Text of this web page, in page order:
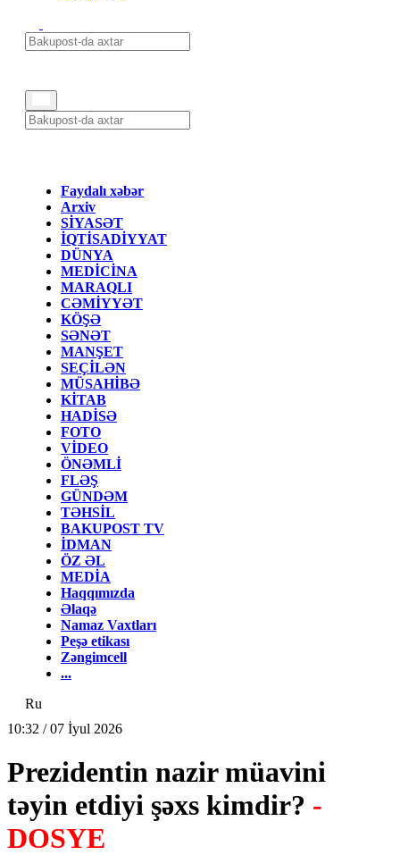
Faydalı xəbər
Arxiv
SİYASƏT
İQTİSADİYYAT
DÜNYA
MEDİCİNA
MARAQLI
CƏMİYYƏT
KÖŞƏ
SƏNƏT
MANŞET
SEÇİLƏN
MÜSAHİBƏ
KİTAB
HADİSƏ
FOTO
VİDEO
ÖNƏMLİ
FLƏŞ
GÜNDƏM
TƏHSİL
BAKUPOST TV
İDMAN
ÖZ ƏL
MEDİA
Haqqımızda
Əlaqə
Namaz Vaxtları
Peşə etikası
Zəngimcell
...
Ru
10:32 / 07 İyul 2026
Prezidentin nazir müavini
təyin etdiyi şəxs kimdir? -
DOSYE